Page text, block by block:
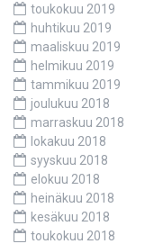
toukokuu 2019
huhtikuu 2019
maaliskuu 2019
helmikuu 2019
tammikuu 2019
joulukuu 2018
marraskuu 2018
lokakuu 2018
syyskuu 2018
elokuu 2018
heinäkuu 2018
kesäkuu 2018
toukokuu 2018